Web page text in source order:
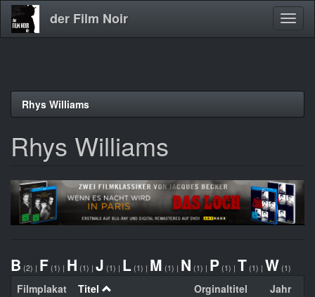
Direkt
der Film Noir
Rhys Williams
Rhys Williams
B (2) | F (1) | H (1) | J (1) | L (1) | M (1) | N (1) | P (1) | T (1) | W (1)
Filmplakat Titel Orginaltitel Jahr